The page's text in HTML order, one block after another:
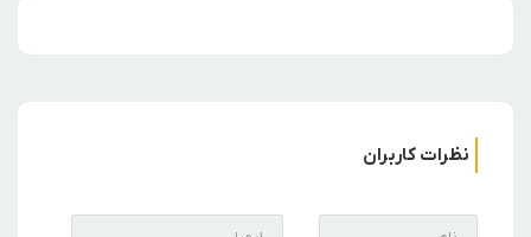
نظرات کاربران